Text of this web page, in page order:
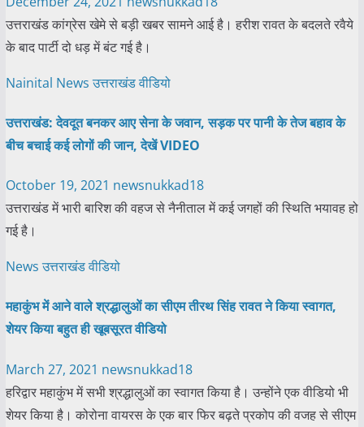
उत्तराखंड कांग्रेस खेमे से बड़ी खबर सामने आई है। हरीश रावत के बदलते रवैये
के बाद पार्टी दो धड़ में बंट गई है।
Nainital Newsउत्तराखंडवीडियो
उत्तराखंड: देवदूत बनकर आए सेना के जवान, सड़क पर पानी के तेज बहाव के
बीच बचाई कई लोगों की जान, देखें VIDEO
October 19, 2021 newsnukkad18
उत्तराखंड में भारी बारिश की वहज से नैनीताल में कई जगहों की स्थिति भयावह हो
गई है।
Newsउत्तराखंडवीडियो
महाकुंभ में आने वाले श्रद्धालुओं का सीएम तीरथ सिंह रावत ने किया स्वागत,
शेयर किया बहुत ही खूबसूरत वीडियो
March 27, 2021 newsnukkad18
हरिद्वार महाकुंभ में सभी श्रद्धालुओं का स्वागत किया है। उन्होंने एक वीडियो भी
शेयर किया है। कोरोना वायरस के एक बार फिर बढ़ते प्रकोप की वजह से सीएम